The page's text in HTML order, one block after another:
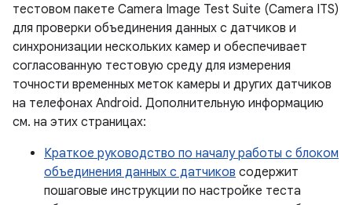
тестовом пакете Camera Image Test Suite (Camera ITS)
для проверки объединения данных с датчиков и
синхронизации нескольких камер и обеспечивает
согласованную тестовую среду для измерения
точности временных меток камеры и других датчиков
на телефонах Android. Дополнительную информацию
см. на этих страницах:
Краткое руководство по началу работы с блоком
объединения данных с датчиков содержит
пошаговые инструкции по настройке теста